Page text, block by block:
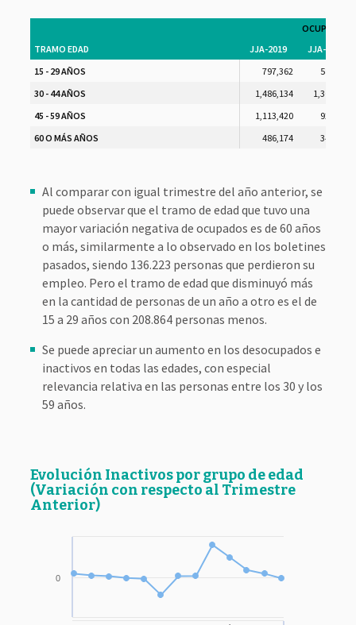
OCUPADOS
TRAMO EDAD
JJA-2019
JJA-2020
15 - 29 AÑOS
797,362
588,498
30 - 44 AÑOS
1,486,134
1,307,497
45 - 59 AÑOS
1,113,420
923,338
60 O MÁS AÑOS
486,174 349,951
Al comparar con igual trimestre del año anterior, se
puede observar que el tramo de edad que tuvo una
mayor variación negativa de ocupados es de 60 años
o más, similarmente a lo observado en los boletines
pasados, siendo 136.223 personas que perdieron su
empleo. Pero el tramo de edad que disminuyó más
en la cantidad de personas de un año a otro es el de
15 a 29 años con 208.864 personas menos.
Se puede apreciar un aumento en los desocupados e
inactivos en todas las edades, con especial
relevancia relativa en las personas entre los 30 y los
59 años.
Evolución Inactivos por grupo de edad
(Variación con respecto al Trimestre
Anterior)
0